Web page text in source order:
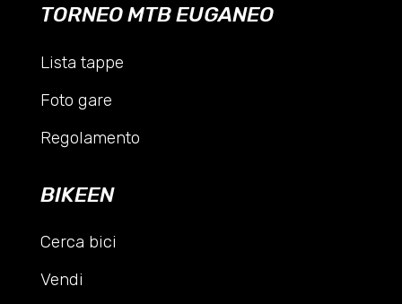
TORNEO MTB EUGANEO
Lista tappe
Foto gare
Regolamento
BIKEEN
Cerca bici
Vendi